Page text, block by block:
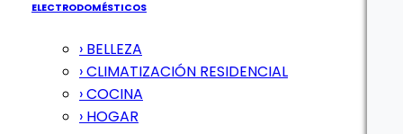
ELECTRODOMÉSTICOS
› BELLEZA
› CLIMATIZACIÓN RESIDENCIAL
› COCINA
› HOGAR